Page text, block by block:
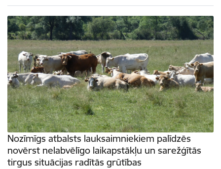
Nozīmīgs atbalsts lauksaimniekiem palīdzēs
novērst nelabvēlīgo laikapstākļu un sarežģītās
tirgus situācijas radītās grūtības